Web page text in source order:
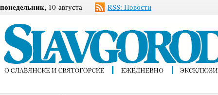
понедельник, 10 августа RSS: Новости